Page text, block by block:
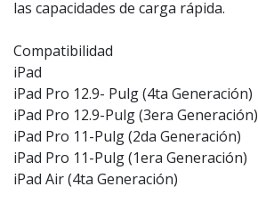
las capacidades de carga rápida.
Compatibilidad
iPad
iPad Pro 12.9- Pulg (4ta Generación)
iPad Pro 12.9-Pulg (3era Generación)
iPad Pro 11-Pulg (2da Generación)
iPad Pro 11-Pulg (1era Generación)
iPad Air (4ta Generación)